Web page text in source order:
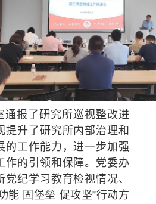
通报了研究所巡视整改进
提升了研究所内部治理和
的工作能力，进一步加强
作的引领和保障。党委办
纪学习教育检视情况、
能 固堡垒 促攻坚”行动方